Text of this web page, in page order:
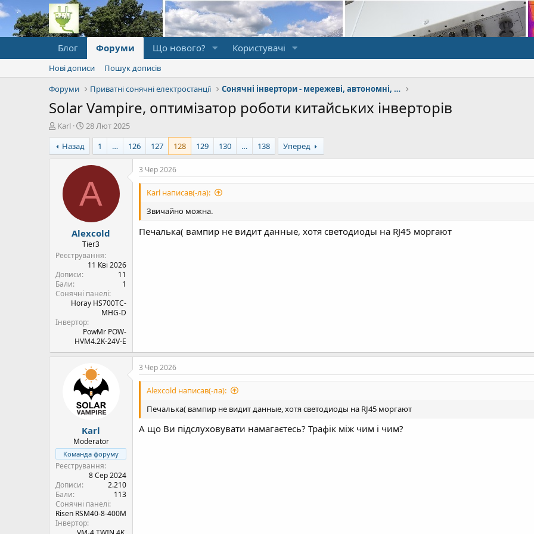
Блог Форуми Що нового? Користувачі
Нові дописи
Пошук дописів
Форуми
Приватні сонячні електростанції Сонячні інвертори - мережеві, автономні, гібридні
Solar Vampire, оптимізатор роботи китайських інверторів
А
в
т
о
Karl
Д
а
а
п
ч
а
к
у
28 Лют 2025
Назад
1 … 126 127 128 129 130 … 138 Уперед
A
Alexcold
Tier3
Реєстрування
11 Кві 2026
Дописи
11
Бали
1
Сонячні панелі
Horay HS700TC-
MHG-D
Інвертор
PowMr POW-
HVM4.2K-24V-E
3 Чер 2026
Karl написав(-ла):
Звичайно можна.
Печалька( вампир не видит данные, хотя светодиоды на RJ45 моргают
Karl
Moderator
Команда форуму
Реєстрування
8 Сер 2024
Дописи
2.210
Бали
113
Сонячні панелі
Risen RSM40-8-400M
Інвертор
3 Чер 2026
Alexcold написав(-ла):
Печалька( вампир не видит данные, хотя светодиоды на RJ45 моргают
А що Ви підслуховувати намагаєтесь? Трафік між чим і чим?